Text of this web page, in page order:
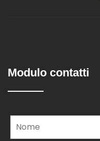
Modulo contatti